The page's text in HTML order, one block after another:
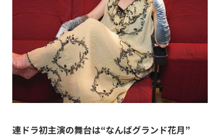
連ドラ初主演の舞台は“なんばグランド花月”